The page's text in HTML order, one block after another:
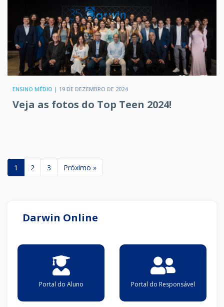
ENSINO MÉDIO | 19 DE DEZEMBRO DE 2024
Veja as fotos do Top Teen 2024!
1 2 3 Próximo »
Darwin Online
Portal do Aluno Portal do Responsável